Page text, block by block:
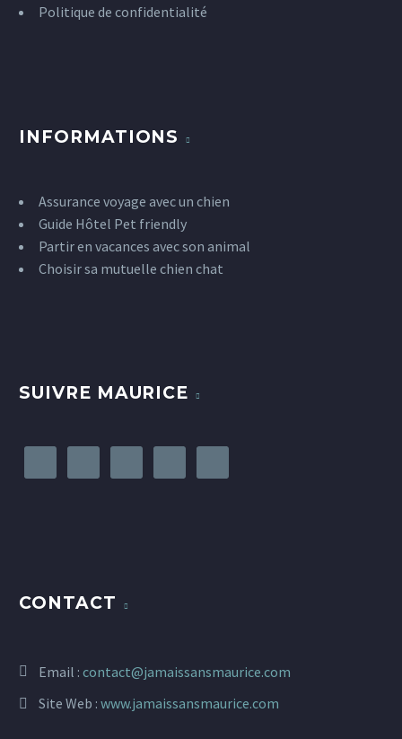
Politique de confidentialité
INFORMATIONS
Assurance voyage avec un chien
Guide Hôtel Pet friendly
Partir en vacances avec son animal
Choisir sa mutuelle chien chat
SUIVRE MAURICE
CONTACT
Email : contact@jamaissansmaurice.com
Site Web : www.jamaissansmaurice.com